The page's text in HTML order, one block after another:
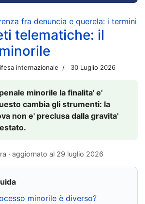
fra denuncia e querela: i termini
telematiche: il
internazionale 30 Luglio 2026
minorile la finalita' e'
cambia gli strumenti: la
non e' preclusa dalla gravita'
· aggiornato al 29 luglio 2026
minorile è diverso?